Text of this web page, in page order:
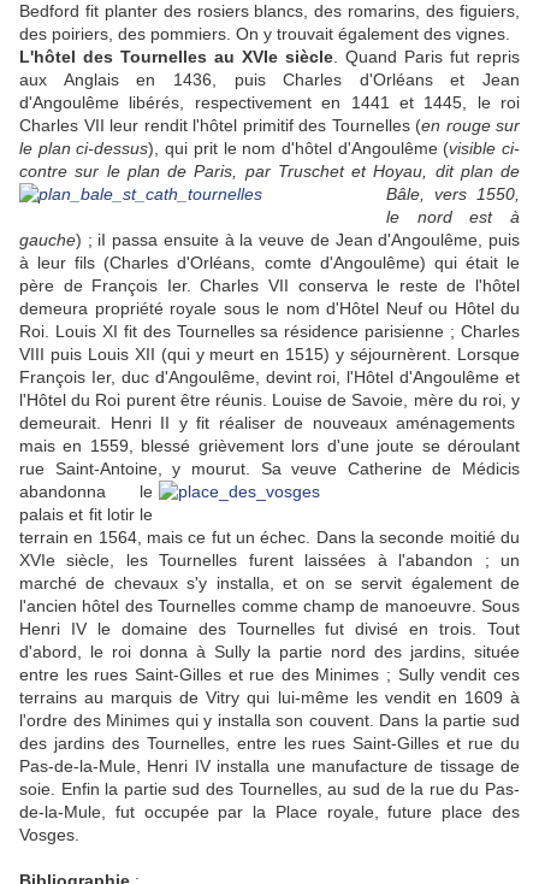
Bedford fit planter des rosiers blancs, des romarins, des figuiers,
des poiriers, des pommiers. On y trouvait également des vignes.
L'hôtel des Tournelles au XVIe siècle . Quand Paris fut repris
aux Anglais en 1436, puis Charles d'Orléans et Jean
d'Angoulême libérés, respectivement en 1441 et 1445, le roi
Charles VII leur rendit l'hôtel primitif des Tournelles (en rouge sur
le plan ci-dessus), qui prit le nom d'hôtel d'Angoulême (visibleci-
contresur le plan de Paris, par Truschet et Hoyau, dit plan de
Bâle, vers 1550,
le nord est à
gauche) ; iI passa ensuite à la veuve de Jean d'Angoulême, puis
à leur fils (Charles d'Orléans, comte d'Angoulême) qui était le
père de François Ier. Charles VII conserva le reste de l'hôtel
demeura propriété royale sous le nom d'Hôtel Neuf ou Hôtel du
Roi. Louis XI fit des Tournelles sa résidence parisienne ; Charles
VIII puis Louis XII (qui y meurt en 1515) y séjournèrent. Lorsque
François Ier, duc d'Angoulême, devint roi, l'Hôtel d'Angoulême et
l'Hôtel du Roi purent être réunis. Louise de Savoie, mère du roi, y
demeurait. Henri II y fit réaliser de nouveaux aménagements
mais en 1559, blessé grièvement lors d'une joute se déroulant
rue Saint-Antoine, y mourut. Sa veuve Catherine de Médicis
abandonna le
palais et fit lotir le
terrain en 1564, mais ce fut un échec. Dans la seconde moitié du
XVIe siècle, les Tournelles furent laissées à l'abandon ; un
marché de chevaux s'y installa, et on se servit également de
l'ancien hôtel des Tournelles comme champ de manoeuvre. Sous
Henri IV le domaine des Tournelles fut divisé en trois. Tout
d'abord, le roi donna à Sully la partie nord des jardins, située
entre les rues Saint-Gilles et rue des Minimes ; Sully vendit ces
terrains au marquis de Vitry qui lui-même les vendit en 1609 à
l'ordre des Minimes qui y installa son couvent. Dans la partie sud
des jardins des Tournelles, entre les rues Saint-Gilles et rue du
Pas-de-la-Mule, Henri IV installa une manufacture de tissage de
soie. Enfin la partie sud des Tournelles, au sud de la rue du Pas-
de-la-Mule, fut occupée par la Place royale, future place des
Vosges.